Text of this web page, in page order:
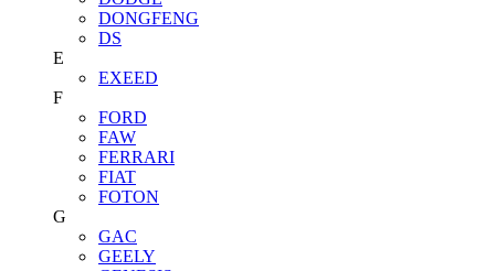
DONGFENG
DS
E
EXEED
F
FORD
FAW
FERRARI
FIAT
FOTON
G
GAC
GEELY